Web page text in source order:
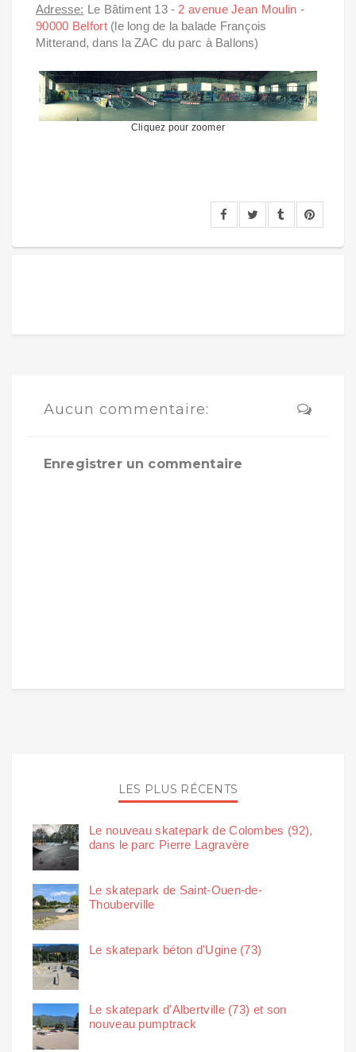
Adresse: Le Bâtiment 13 - 2 avenue Jean Moulin -
90000 Belfort(le long de la balade François
Mitterand, dans la ZAC du parc à Ballons)
Cliquez pour zoomer
Aucun commentaire:
Enregistrer un commentaire
LES PLUS RÉCENTS
Le nouveau skatepark de Colombes (92),
dans le parc Pierre Lagravère
Le skatepark de Saint-Ouen-de-
Thouberville
Le skatepark béton d'Ugine (73)
Le skatepark d'Albertville (73) et son
nouveau pumptrack